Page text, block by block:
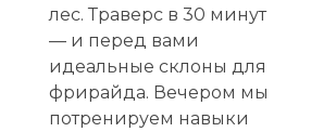
лес. Траверс в 30 минут
— и перед вами
идеальные склоны для
фрирайда. Вечером мы
потренируем навыки